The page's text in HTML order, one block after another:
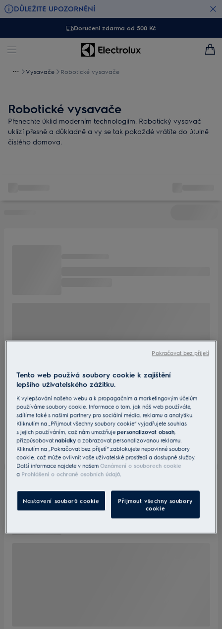
DŮLEŽITÉ UPOZORNĚNÍ
Doručení zdarma od 500 Kč
Vysavače Robotické vysavače
Robotické vysavače
Přenechte úklid moderním technologiím. Robotický vysavač
uklízí přesně a důkladně a vy se tak pokaždé vrátíte do útulně
čistého domova.
Tento web používá soubory cookie k zajištění
lepšího uživatelského zážitku.
K vylepšování našeho webu a k propagačním a marketingovým účelům
používáme soubory cookie. Informace o tom, jak náš web používáte,
sdílíme také s našimi partnery pro sociální média, reklamu a analytiku.
Kliknutím na „Přijmout všechny soubory cookie“ vyjadřujete souhlas
s jejich používáním, což nám umožňujepersonalizovat obsah,
přizpůsobovatnabídky a zobrazovat personalizovanou reklamu.
Kliknutím na „Pokračovat bez přijetí“ zablokujete nepovinné soubory
cookie, což může ovlivnit vaše uživatelské prostředí a dostupné služby.
Další informace najdete v našemOznámení o souborech cookie
a Prohlášení o ochraně osobních údajů.
Nastavení souborů cookie Přijmout všechny soubory
cookie
Pokračovat bez přijetí